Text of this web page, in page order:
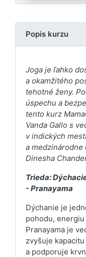
Popis kurzu
Joga je ľahko
a okamžitého
tehotné ženy.
úspechu a
tento kurz
Vanda Gallo s
v indických
a medzinárodne
Dinesha
Trieda:
- Pranayama
Dýchanie je
pohodu,
Pranayama je
zvyšuje
a podporuje